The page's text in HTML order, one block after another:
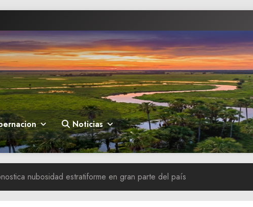
Noticias
nubosidad estratiforme en gran parte del país